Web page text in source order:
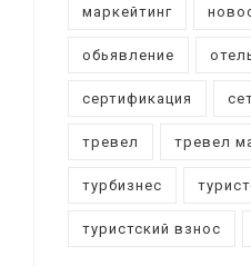
маркейтинг
обьявление
сертификация
тревел тревел
турбизнес
туристский взнос